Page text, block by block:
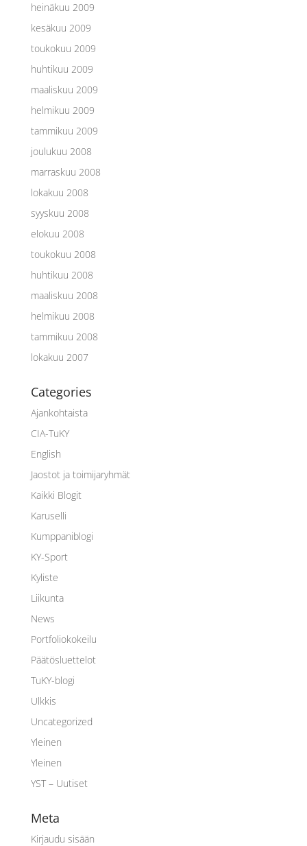
heinäkuu 2009
kesäkuu 2009
toukokuu 2009
huhtikuu 2009
maaliskuu 2009
helmikuu 2009
tammikuu 2009
joulukuu 2008
marraskuu 2008
lokakuu 2008
syyskuu 2008
elokuu 2008
toukokuu 2008
huhtikuu 2008
maaliskuu 2008
helmikuu 2008
tammikuu 2008
lokakuu 2007
Categories
Ajankohtaista
CIA-TuKY
English
Jaostot ja toimijaryhmät
Kaikki Blogit
Karuselli
Kumppaniblogi
KY-Sport
Kyliste
Liikunta
News
Portfoliokokeilu
Päätösluettelot
TuKY-blogi
Ulkkis
Uncategorized
Yleinen
Yleinen
YST – Uutiset
Meta
Kirjaudu sisään